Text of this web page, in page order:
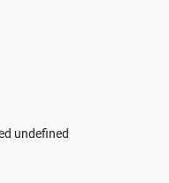
undefined